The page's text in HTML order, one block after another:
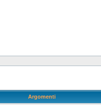
Argomenti